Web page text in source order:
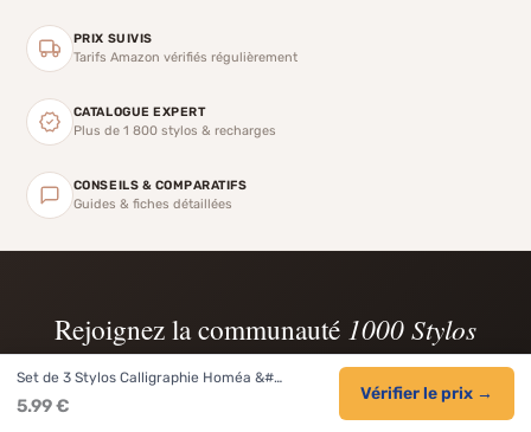
PRIX SUIVIS
Tarifs Amazon vérifiés régulièrement
CATALOGUE EXPERT
Plus de 1 800 stylos & recharges
CONSEILS & COMPARATIFS
Guides & fiches détaillées
Rejoignez la communauté 1000 Stylos
Recevez nos meilleures sélections de stylos, marqueurs et papeterie
Set de 3 Stylos Calligraphie Homéa &#…
5.99 €
Vérifier le prix →